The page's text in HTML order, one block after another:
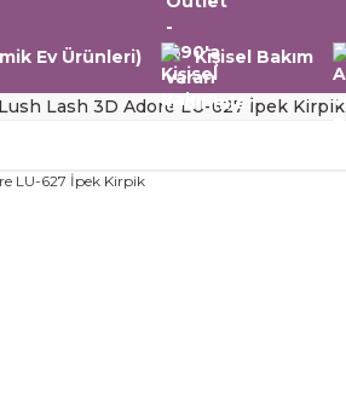
Ev Ürünleri) Kişisel Bakım
Lush Lash 3D Adore LU-627 İpek Kirpik